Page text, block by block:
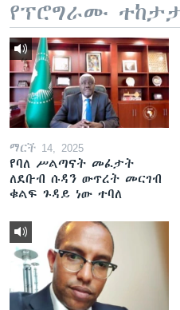
የፕሮግራሙ
ማርች 14, 2025
የባለ ሥልጣናት መፈታት
ለደቡብ ሱዳን ውጥረት መርገብ
ቁልፍ ጉዳይ ነው ተባለ